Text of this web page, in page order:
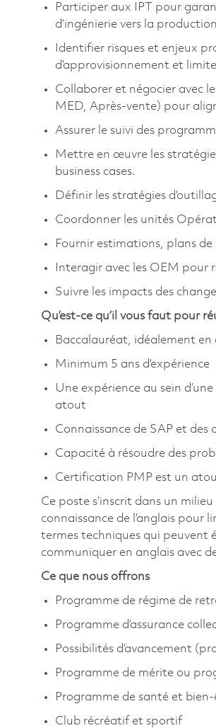
Participer aux IPT pour
d’ingénierie vers la
Identifier risques et enjeux
d’approvisionnement et
Collaborer et négocier avec
MED, Après-vente) pour
Assurer le suivi des
Mettre en œuvre les
business cases.
Définir les stratégies
Coordonner les unités
Fournir estimations, plans
Interagir avec les OEM pour
Suivre les impacts des
Qu’est-ce qu’il vous faut pour
Baccalauréat, idéalement
Minimum 5 ans d’expérience
Une expérience au sein
atout
Connaissance de SAP et des
Capacité à résoudre des
Certification PMP est un
Ce poste s’inscrit dans un
connaissance de l’anglais
termes techniques qui peuvent
communiquer en anglais avec
Ce que nous offrons
Programme de régime de
Programme d’assurance
Possibilités d’avancement
Programme de mérite ou
Programme de santé et
Club récréatif et sportif